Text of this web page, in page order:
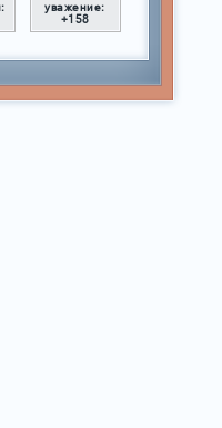
уважение:
+158